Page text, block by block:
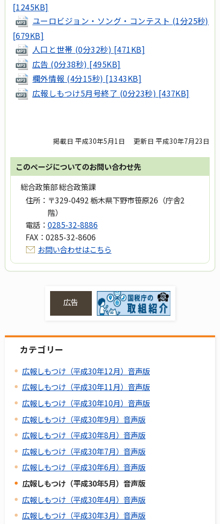
[1245KB]
ユーロビジョン・ソング・コンテスト (1分25秒)
[679KB]
人口と世帯 (0分32秒) [471KB]
広告 (0分38秒) [495KB]
欄外情報 (4分15秒) [1343KB]
広報しもつけ5月号終了 (0分23秒) [437KB]
掲載日 平成30年5月1日 更新日 平成30年7月23日
このページについてのお問い合わせ先
総合政策部 総合政策課
住所： 〒329-0492 栃木県下野市笹原26（庁舎2
階）
電話： 0285-32-8886
FAX： 0285-32-8606
お問い合わせはこちら
広告
カテゴリー
広報しもつけ（平成30年12月）音声版
広報しもつけ（平成30年11月）音声版
広報しもつけ（平成30年10月）音声版
広報しもつけ（平成30年9月）音声版
広報しもつけ（平成30年8月）音声版
広報しもつけ（平成30年7月）音声版
広報しもつけ（平成30年6月）音声版
広報しもつけ（平成30年5月）音声版
広報しもつけ（平成30年4月）音声版
広報しもつけ（平成30年3月）音声版